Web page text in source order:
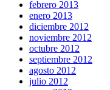
febrero 2013
enero 2013
diciembre 2012
noviembre 2012
octubre 2012
septiembre 2012
agosto 2012
julio 2012